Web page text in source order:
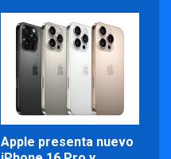
Apple presenta nuevo